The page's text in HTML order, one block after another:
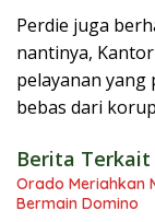
Perdie juga
nantinya,
pelayanan yang
bebas dari
Berita Terkait
Orado Meriahkan
Bermain Domino